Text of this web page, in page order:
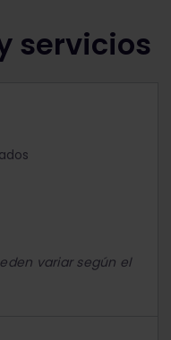
servicios
variar según el